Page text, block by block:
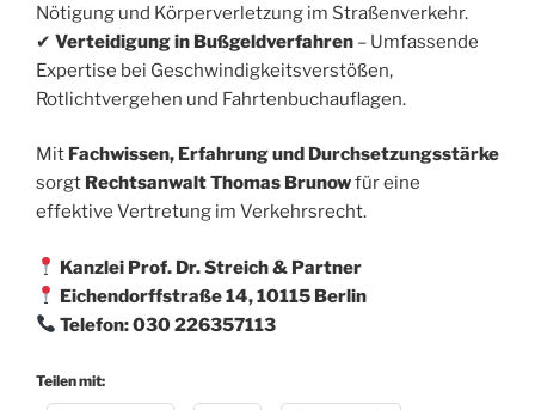
Nötigung und Körperverletzung im Straßenverkehr.
✔ Verteidigung in Bußgeldverfahren – Umfassende
Expertise bei Geschwindigkeitsverstößen,
Rotlichtvergehen und Fahrtenbuchauflagen.
Mit Fachwissen, Erfahrung und Durchsetzungsstärke
sorgt Rechtsanwalt Thomas Brunowfür eine
effektive Vertretung im Verkehrsrecht.
Kanzlei Prof. Dr. Streich & Partner
Eichendorffstraße 14, 10115 Berlin
Telefon: 030 226357113
Teilen mit: